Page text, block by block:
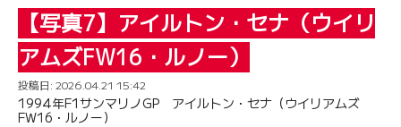
【写真7】アイルトン・セナ（ウイリ
アムズFW16・ルノー）
投稿日: 2026.04.21 15:42
1994年F1サンマリノGP アイルトン・セナ（ウイリアムズ
FW16・ルノー）